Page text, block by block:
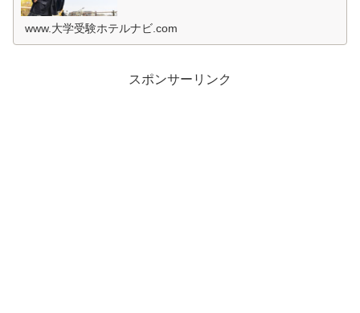
www.大学受験ホテルナビ.com
スポンサーリンク